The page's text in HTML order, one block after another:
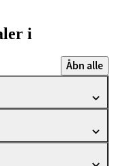
i
Åbn alle